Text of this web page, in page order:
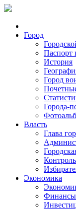
Город
Паспорт
История
Город
Города-
Власть
Глава
Экономика
Финансы